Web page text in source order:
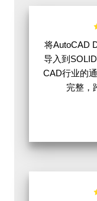
将AutoCAD
导入到
CAD行业的
完整，